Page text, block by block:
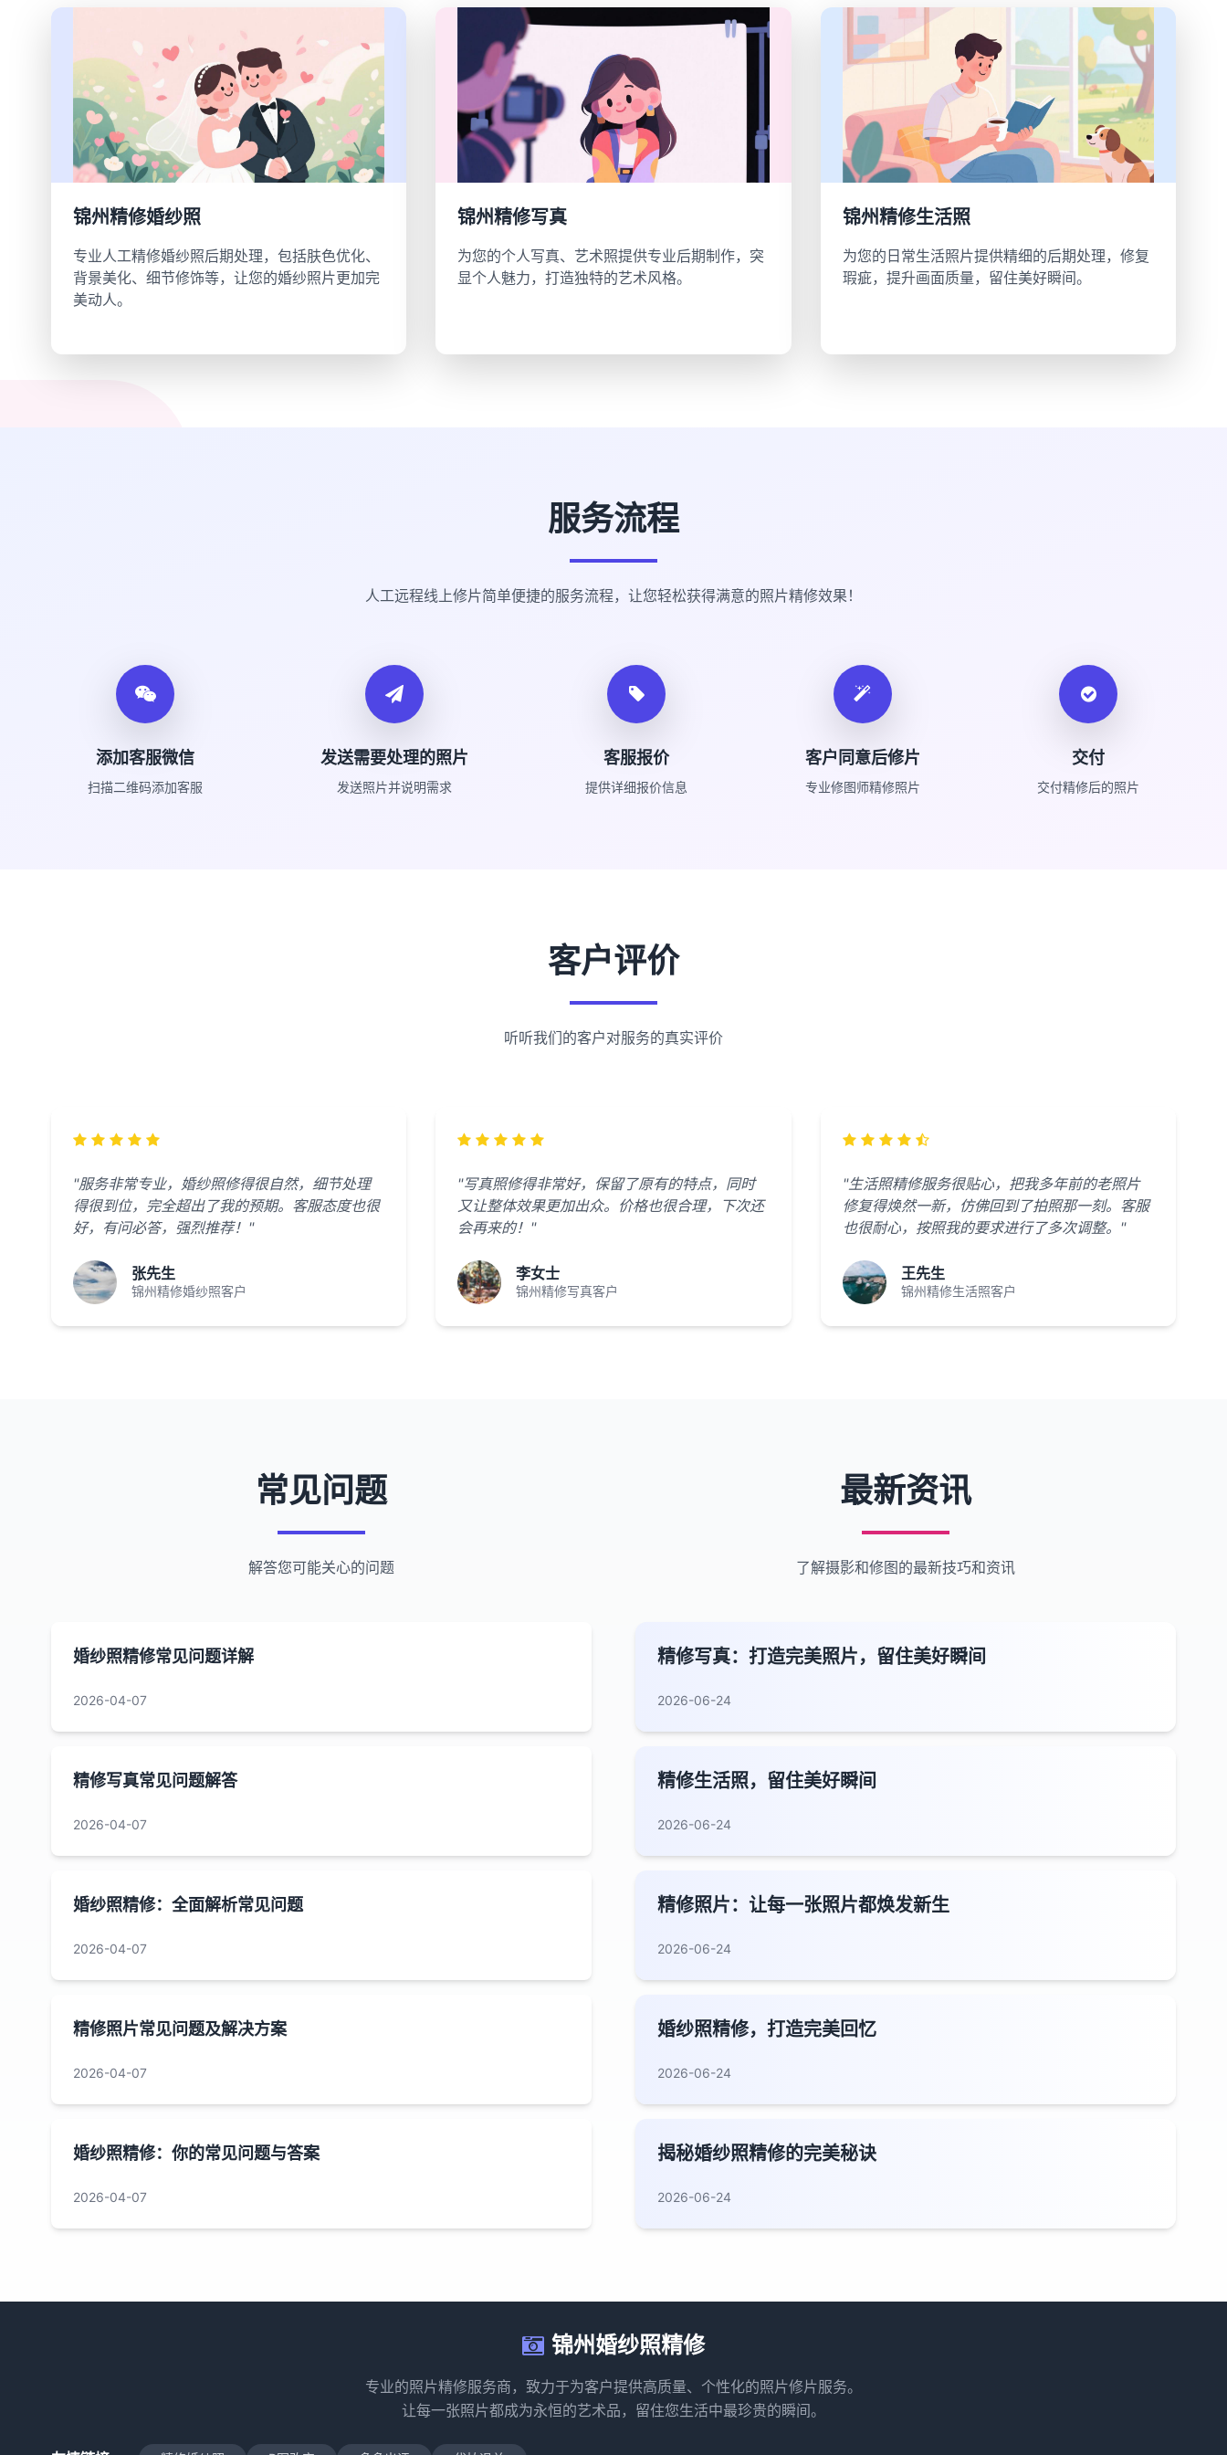
锦州精修婚纱照
专业人工精修婚纱照后期处理，包括肤色优化、
背景美化、细节修饰等，让您的婚纱照片更加完
美动人。
锦州精修写真
为您的个人写真、艺术照提供专业后期制作，突
显个人魅力，打造独特的艺术风格。
锦州精修生活照
为您的日常生活照片提供精细的后期处理，修复
瑕疵，提升画面质量，留住美好瞬间。
服务流程
人工远程线上修片简单便捷的服务流程，让您轻松获得满意的照片精修效果！
添加客服微信
扫描二维码添加客服
发送需要处理的照片
发送照片并说明需求
客服报价
提供详细报价信息
客户同意后修片
专业修图师精修照片
交付
交付精修后的照片
客户评价
听听我们的客户对服务的真实评价
"服务非常专业，婚纱照修得很自然，细节处理
得很到位，完全超出了我的预期。客服态度也很
好，有问必答，强烈推荐！"
张先生
锦州精修婚纱照客户
"写真照修得非常好，保留了原有的特点，同时
又让整体效果更加出众。价格也很合理，下次还
会再来的！"
李女士
锦州精修写真客户
"生活照精修服务很贴心，把我多年前的老照片
修复得焕然一新，仿佛回到了拍照那一刻。客服
也很耐心，按照我的要求进行了多次调整。"
王先生
锦州精修生活照客户
常见问题
解答您可能关心的问题
婚纱照精修常见问题详解
2026-04-07
精修写真常见问题解答
2026-04-07
婚纱照精修：全面解析常见问题
2026-04-07
精修照片常见问题及解决方案
2026-04-07
婚纱照精修：你的常见问题与答案
2026-04-07
最新资讯
了解摄影和修图的最新技巧和资讯
精修写真：打造完美照片，留住美好瞬间
2026-06-24
精修生活照，留住美好瞬间
2026-06-24
精修照片：让每一张照片都焕发新生
2026-06-24
婚纱照精修，打造完美回忆
2026-06-24
揭秘婚纱照精修的完美秘诀
2026-06-24
锦州婚纱照精修
专业的照片精修服务商，致力于为客户提供高质量、个性化的照片修片服务。
让每一张照片都成为永恒的艺术品，留住您生活中最珍贵的瞬间。